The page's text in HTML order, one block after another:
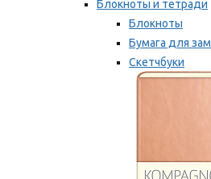
Блокноты и тетради
Блокноты
Бумага для
Скетчбуки
Тетради